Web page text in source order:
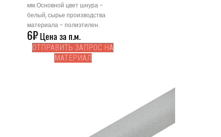
мм.Основной цвет шнура -
белый, сырье производства
материала - полиэтилен.
6₽Цена за п.м.
ОТПРАВИТЬ ЗАПРОС НА
МАТЕРИАЛ